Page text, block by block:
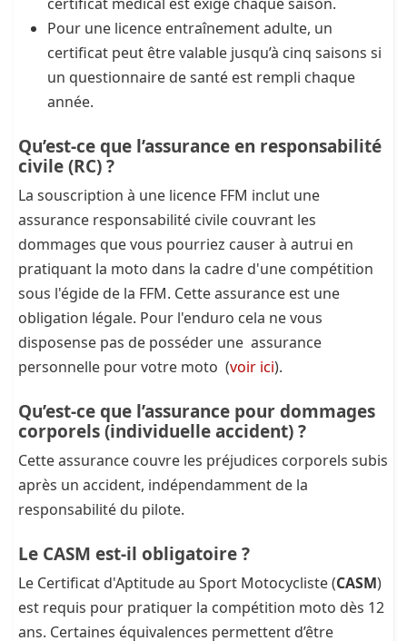
Pour une licence entraînement adulte, un
certificat peut être valable jusqu’à cinq saisons si
un questionnaire de santé est rempli chaque
année.
Qu’est-ce que l’assurance en responsabilité
civile (RC) ?
La souscription à une licence FFM inclut une
assurance responsabilité civile couvrant les
dommages que vous pourriez causer à autrui en
pratiquant la moto dans la cadre d'une compétition
sous l'égide de la FFM. Cette assurance est une
obligation légale. Pour l'enduro cela ne vous
disposense pas de posséder une assurance
personnelle pour votre moto (voir ici).
Qu’est-ce que l’assurance pour dommages
corporels (individuelle accident) ?
Cette assurance couvre les préjudices corporels subis
après un accident, indépendamment de la
responsabilité du pilote.
Le CASM est-il obligatoire ?
Le Certificat d'Aptitude au Sport Motocycliste (CASM)
est requis pour pratiquer la compétition moto dès 12
ans. Certaines équivalences permettent d’être